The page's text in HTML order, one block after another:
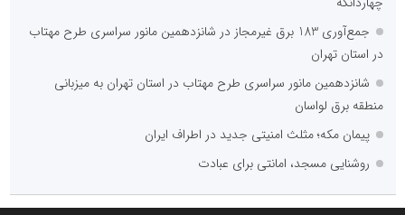
جمع‌آوری 183 برق غیرمجاز در شانزدهمین مانور سراسری طرح مهتاب
در استان تهران
شانزدهمین مانور سراسری طرح مهتاب در استان تهران به میزبانی
منطقه برق لواسان
پیمان مکه؛ مثلث امنیتی جدید در اطراف ایران
روشنایی مسجد، امانتی برای عبادت